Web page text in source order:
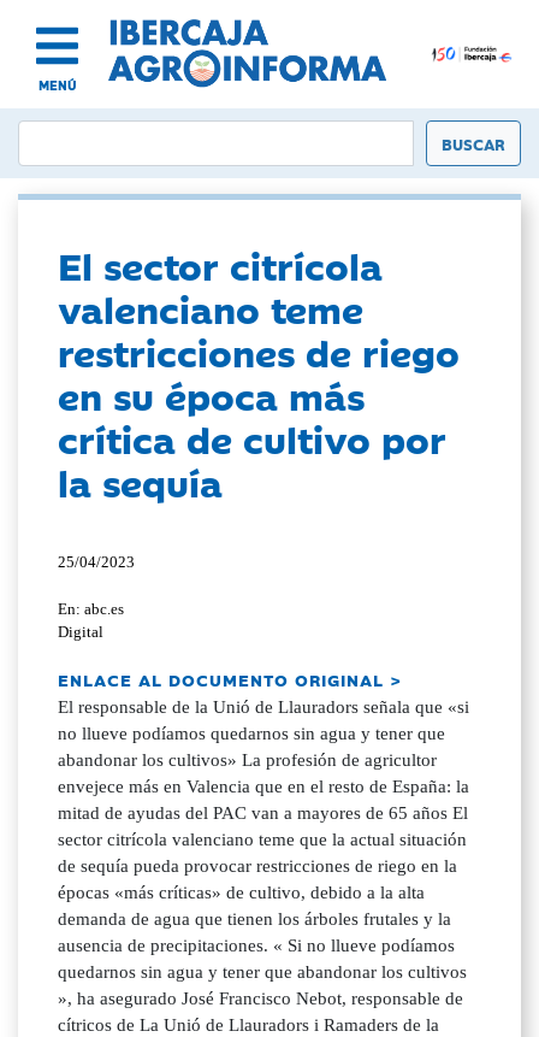
MENÚ
El sector citrícola
valenciano teme
restricciones de riego
en su época más
crítica de cultivo por
la sequía
25/04/2023
En: abc.es
Digital
ENLACE AL DOCUMENTO ORIGINAL >
El responsable de la Unió de Llauradors señala que «si
no llueve podíamos quedarnos sin agua y tener que
abandonar los cultivos» La profesión de agricultor
envejece más en Valencia que en el resto de España: la
mitad de ayudas del PAC van a mayores de 65 años El
sector citrícola valenciano teme que la actual situación
de sequía pueda provocar restricciones de riego en la
épocas «más críticas» de cultivo, debido a la alta
demanda de agua que tienen los árboles frutales y la
ausencia de precipitaciones. « Si no llueve podíamos
quedarnos sin agua y tener que abandonar los cultivos
», ha asegurado José Francisco Nebot, responsable de
cítricos de La Unió de Llauradors i Ramaders de la